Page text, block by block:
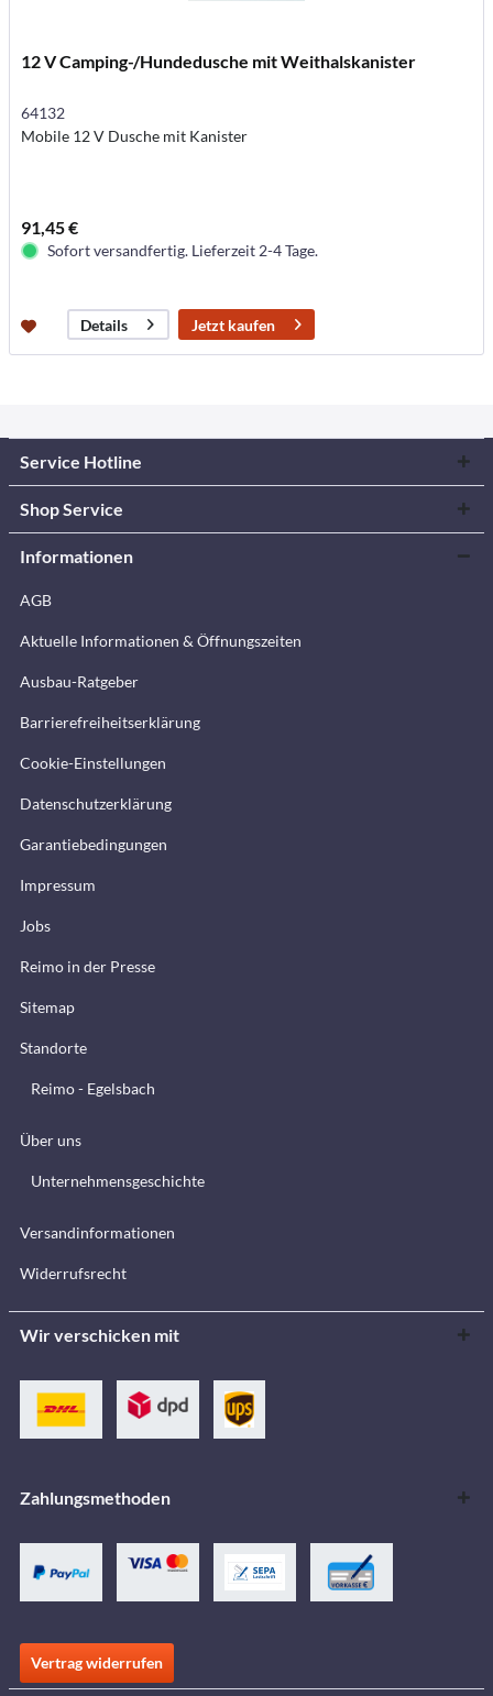
12 V Camping-/Hundedusche mit Weithalskanister
64132
Mobile 12 V Dusche mit Kanister
91,45 €
Sofort versandfertig. Lieferzeit 2-4 Tage.
Details Jetzt kaufen
Service Hotline
Shop Service
Informationen
AGB
Aktuelle Informationen & Öffnungszeiten
Ausbau-Ratgeber
Barrierefreiheitserklärung
Cookie-Einstellungen
Datenschutzerklärung
Garantiebedingungen
Impressum
Jobs
Reimo in der Presse
Sitemap
Standorte
Reimo - Egelsbach
Über uns
Unternehmensgeschichte
Versandinformationen
Widerrufsrecht
Wir verschicken mit
Zahlungsmethoden
Vertrag widerrufen